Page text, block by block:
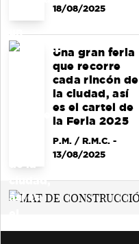
18/08/2025
Una gran feria
que recorre
cada rincón de
la ciudad, así
es el cartel de
la Feria 2025
P.M. / R.M.C. -
13/08/2025